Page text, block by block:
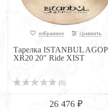
избранное сравнить
Тарелка ISTANBUL AGOP
XR20 20" Ride XIST
(0)
26 476 ₽